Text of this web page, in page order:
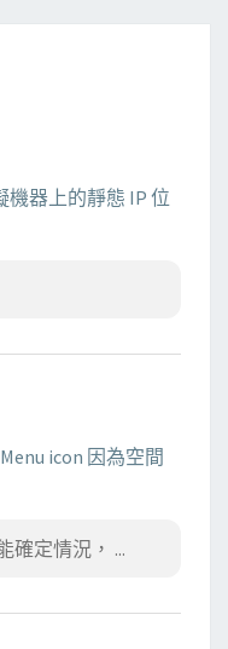
機器上的靜態 IP 位
icon 因為空間
確定情況， ...